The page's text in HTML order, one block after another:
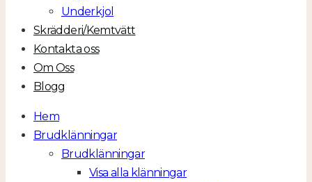
Underkjol
Skrädderi/Kemtvätt
Kontakta oss
Om Oss
Blogg
Hem
Brudklänningar
Brudklänningar
Visa alla klänningar